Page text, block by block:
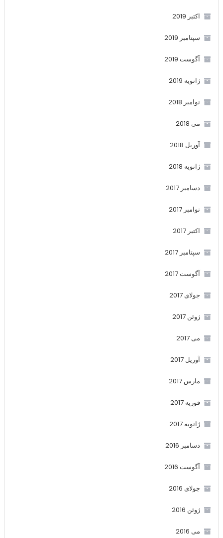
اکتبر 2019
سپتامبر 2019
آگوست 2019
ژانویه 2019
نوامبر 2018
می 2018
آوریل 2018
ژانویه 2018
دسامبر 2017
نوامبر 2017
اکتبر 2017
سپتامبر 2017
آگوست 2017
جولای 2017
ژوئن 2017
می 2017
آوریل 2017
مارس 2017
فوریه 2017
ژانویه 2017
دسامبر 2016
آگوست 2016
جولای 2016
ژوئن 2016
می 2016